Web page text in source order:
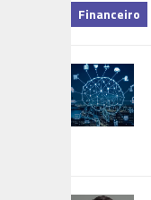
Financeiro